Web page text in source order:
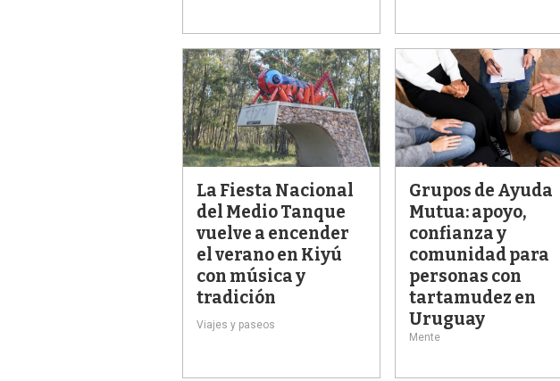
La Fiesta Nacional
del Medio Tanque
vuelve a encender
el verano en Kiyú
con música y
tradición
Viajes y paseos
Grupos de Ayuda
Mutua: apoyo,
confianza y
comunidad para
personas con
tartamudez en
Uruguay
Mente